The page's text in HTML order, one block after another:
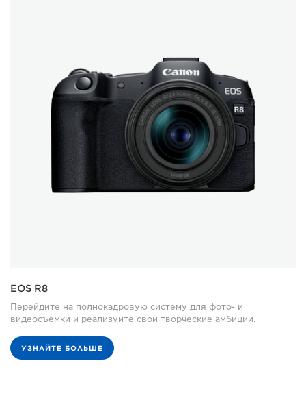
EOS R8
Перейдите на полнокадровую систему для фото- и
видеосъемки и реализуйте свои творческие амбиции.
УЗНАЙТЕ БОЛЬШЕ